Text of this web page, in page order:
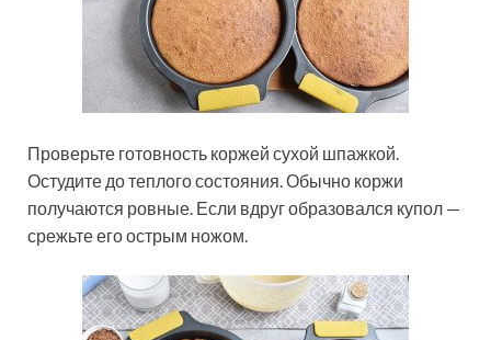
Проверьте готовность коржей сухой шпажкой.
Остудите до теплого состояния. Обычно коржи
получаются ровные. Если вдруг образовался купол —
срежьте его острым ножом.